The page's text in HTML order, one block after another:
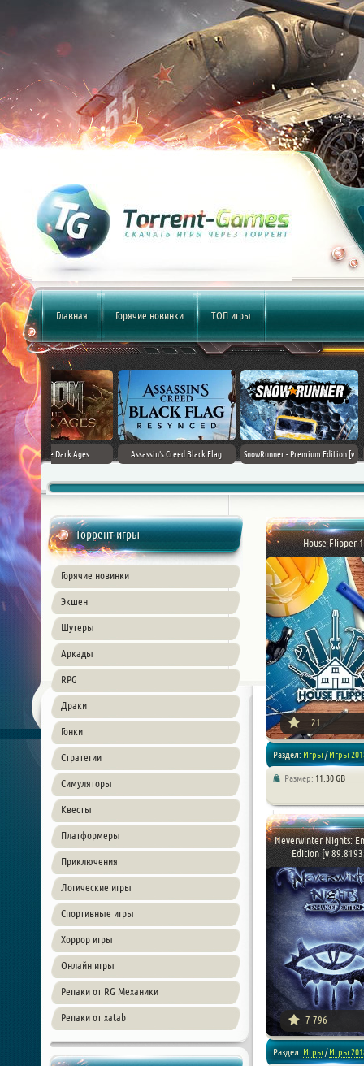
Главная Горячие новинки ТОП игры
Flag
PC
SnowRunner - Premium Edition [v
Forza Horizon 6 (2026) Death Stranding 2:
Торрент игры
Горячие новинки
Экшен
Шутеры
Аркады
RPG
Драки
Гонки
Стратегии
Симуляторы
Квесты
Платформеры
Приключения
Логические игры
Спортивные игры
Хоррор игры
Онлайн игры
Репаки от RG Механики
Репаки от xatab
House Flipper 1
21
Раздел: Игры/Игры
Размер: 11.30 GB
Neverwinter Nights:
Edition [v
7 796
Раздел: Игры/Игры